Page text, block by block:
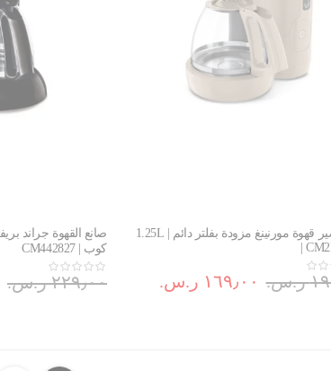
آلة تحضير قهوة مورنينغ مزودة بفلتر دائم | 1.25L
|
١٦٩٫٠٠ ر.س.‏ ر.س.‏
كوب | CM442827
٢٢٩٫٠٠ ر.س.‏